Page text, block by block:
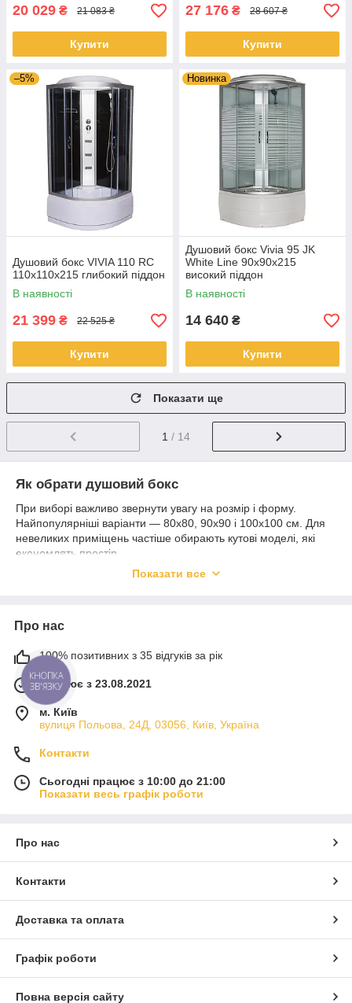
20 029 ₴ 21 083 ₴
Купити
27 176 ₴ 28 607 ₴
Купити
–5%
Душовий бокс VIVIA 110 RC
110х110х215 глибокий піддон
В наявності
21 399 ₴ 22 525 ₴
Купити
Новинка
Душовий бокс Vivia 95 JK
White Line 90x90x215
високий піддон
В наявності
14 640 ₴
Купити
Показати ще
1 / 14
Як обрати душовий бокс
При виборі важливо звернути увагу на розмір і форму.
Найпопулярніші варіанти — 80x80, 90x90 і 100x100 см. Для
невеликих приміщень частіше обирають кутові моделі, які
економлять простір.
Також варто враховувати висоту піддону, тип дверей
Що входить у комплект
Більшість душових боксів постачаються як повністю готовий
комплект:
піддон
скляні стінки і двері
дах
змішувач і душова система
Це дозволяє уникнути додаткових витрат і спрощує
Душові бокси обирають, коли потрібне просте і практичне
рішення без зайвих робіт. Вони добре підходять для квартир,
орендного житла або швидкого ремонту.
Якщо ж потрібне індивідуальне планування або
дизайнерське рішення — варто розглянути душові кабіни або
Важливо знати перед покупкою
Товар постачається у заводській упаковці без попереднього
розпакування. Рекомендується перевіряти комплектність і
Показати все
Про нас
100% позитивних з 35 відгуків за рік
Працює з 23.08.2021
м. Київ
вулиця Польова, 24Д, 03056, Київ, Україна
Контакти
Сьогодні працює з 10:00 до 21:00
Показати весь графік роботи
Про нас
Контакти
Доставка та оплата
Графік роботи
Повна версія сайту
КНОПКА
ЗВ'ЯЗКУ